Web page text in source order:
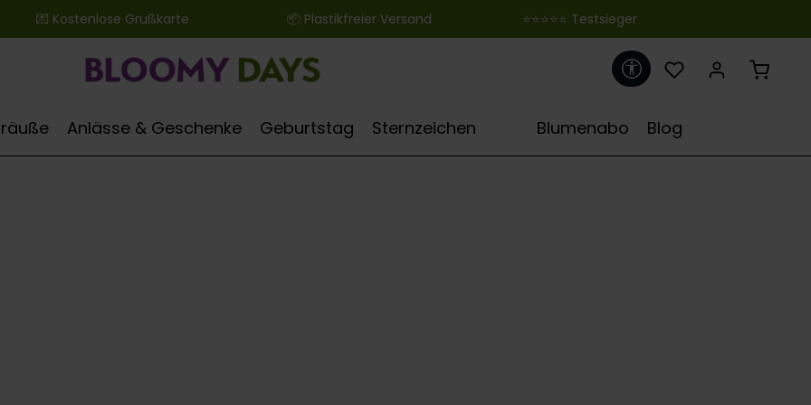
💌 Kostenlose Grußkarte ‎ ‎ ‎ ‎ ‎ ‎ ‎ ‎ ‎ ‎ ‎ ‎ ‎ ‎ ‎ ‎ ‎ ‎ ‎ ‎ ‎ ‎ ‎ ‎ ‎ ‎ 📦 Plastikfreier Versand ‎ ‎ ‎ ‎ ‎ ‎ ‎ ‎ ‎ ‎ ‎ ‎ ‎ ‎ ‎ ‎ ‎ ‎ ‎ ‎ ‎ ‎ ‎ ‎ ‎⭐⭐⭐⭐⭐ Testsieger
Werkzeugleiste anzeigen
Anlässe & Geschenke Geburtstag Sternzeichen Blumenabo Blog